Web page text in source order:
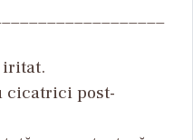
iritat.
cicatrici post-